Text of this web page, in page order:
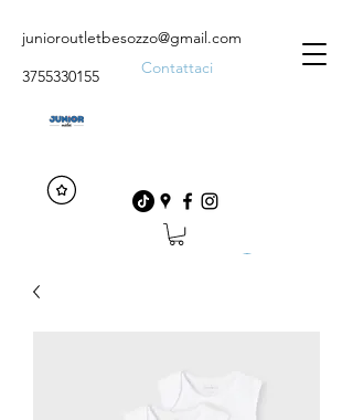
junioroutletbesozzo@gmail.com
Contattaci
3755330155